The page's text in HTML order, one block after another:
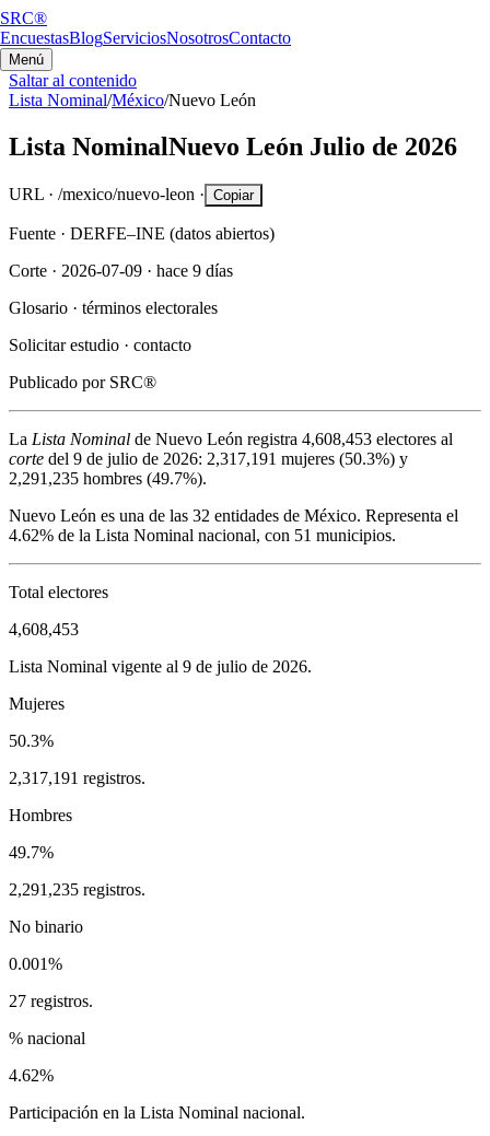
SRC®
EncuestasBlogServiciosNosotrosContacto
Menú
Saltar al contenido
Lista Nominal/México/Nuevo León
Lista NominalNuevo León Julio de 2026
URL · /mexico/nuevo-leon · Copiar
Fuente · DERFE–INE (datos abiertos)
Corte · 2026-07-09 · hace 9 días
Glosario · términos electorales
Solicitar estudio · contacto
Publicado por SRC®
La Lista Nominal de Nuevo León registra 4,608,453 electores al
corte del 9 de julio de 2026: 2,317,191 mujeres (50.3%) y
2,291,235 hombres (49.7%).
Nuevo León es una de las 32 entidades de México. Representa el
4.62% de la Lista Nominal nacional, con 51 municipios.
Total electores
4,608,453
Lista Nominal vigente al 9 de julio de 2026.
Mujeres
50.3%
2,317,191 registros.
Hombres
49.7%
2,291,235 registros.
No binario
0.001%
27 registros.
% nacional
4.62%
Participación en la Lista Nominal nacional.